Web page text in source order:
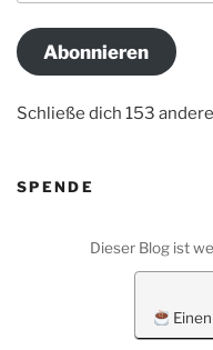
Abonnieren
Schließe dich 153
SPENDE
Dieser Blog ist